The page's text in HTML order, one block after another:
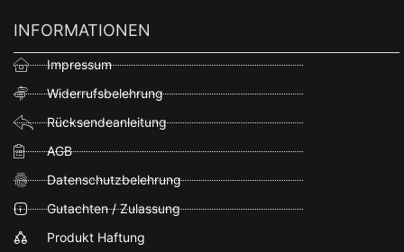
INFORMATIONEN
Impressum
Widerrufsbelehrung
Rücksendeanleitung
AGB
Datenschutzbelehrung
Gutachten / Zulassung
Produkt Haftung